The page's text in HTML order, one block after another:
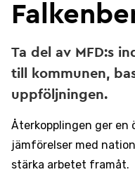
Ta del av MFD:s
till kommunen,
uppföljningen.
Återkopplingen ger en
jämförelser med
stärka arbetet framåt.